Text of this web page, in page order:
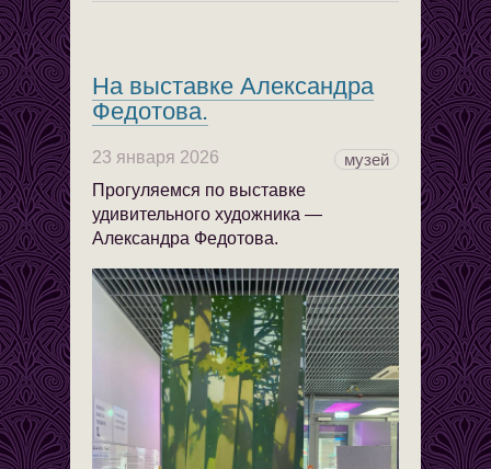
На выставке Александра
Федотова.
23 января 2026
музей
Прогуляемся по выставке
удивительного художника —
Александра Федотова.